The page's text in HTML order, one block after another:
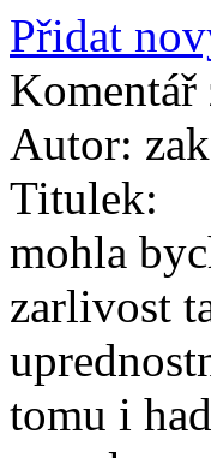
Přidat
Komentář
Autor:
Titulek:
mohla
zarlivost
tomu i